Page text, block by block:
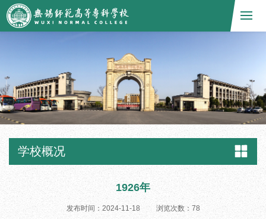
学校概况
1926年
发布时间：2024-11-18 浏览次数： 78